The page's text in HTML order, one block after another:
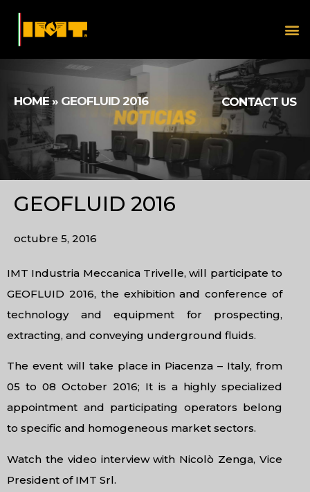
HOME» GEOFLUID 2016 CONTACT US
GEOFLUID 2016
octubre 5, 2016
IMT Industria Meccanica Trivelle, will participate to
GEOFLUID 2016, the exhibition and conference of
technology and equipment for prospecting,
extracting, and conveying underground fluids.
The event will take place in Piacenza – Italy, from
05 to 08 October 2016; It is a highly specialized
appointment and participating operators belong
to specific and homogeneous market sectors.
Watch the video interview with Nicolò Zenga, Vice
President of IMT Srl.